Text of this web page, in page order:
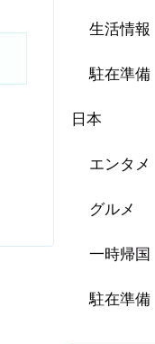
生活情報
駐在準備
日本
エンタメ
グルメ
一時帰国
駐在準備